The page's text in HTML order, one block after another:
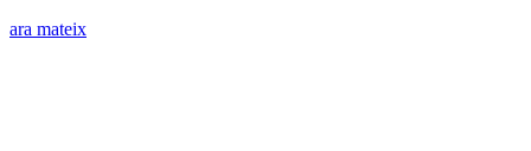
ara mateix